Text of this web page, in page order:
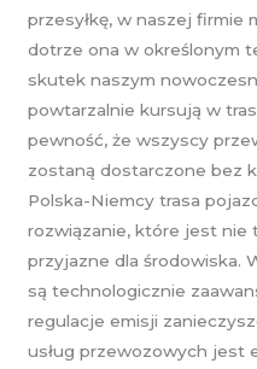
przesyłkę, w naszej firmie
dotrze ona w określonym
skutek naszym
powtarzalnie kursują w
pewność, że wszyscy
zostaną dostarczone bez
Polska-Niemcy trasa
rozwiązanie, które jest nie
przyjazne dla środowiska.
są technologicznie
regulacje emisji
usług przewozowych jest